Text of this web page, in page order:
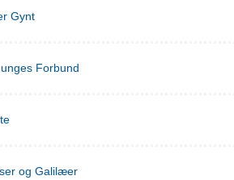
Gynt
Forbund
og Galilæer